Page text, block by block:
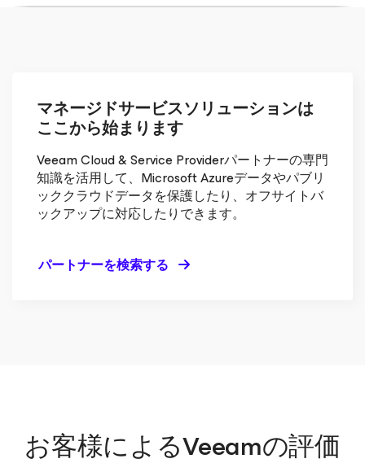
マネージドサービスソリューションは
ここから始まります
Veeam Cloud & Service Providerパートナーの専門
知識を活用して、Microsoft Azureデータやパブリ
ッククラウドデータを保護したり、オフサイトバ
ックアップに対応したりできます。
パートナーを検索する
お客様によるVeeamの評価